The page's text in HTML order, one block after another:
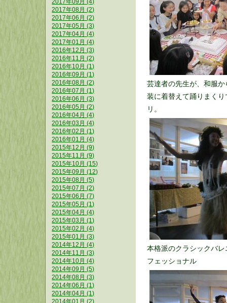
芸達者の先生が、和服
装に着替えて踊りまく
リ。
本格派のクラシックバ
フェッショナル
2017年09月 (4)
2017年08月 (2)
2017年06月 (2)
2017年05月 (3)
2017年04月 (4)
2017年01月 (4)
2016年12月 (3)
2016年11月 (2)
2016年10月 (1)
2016年09月 (1)
2016年08月 (2)
2016年07月 (1)
2016年06月 (3)
2016年05月 (2)
2016年04月 (4)
2016年03月 (4)
2016年02月 (1)
2016年01月 (4)
2015年12月 (9)
2015年11月 (9)
2015年10月 (15)
2015年09月 (12)
2015年08月 (5)
2015年07月 (2)
2015年06月 (7)
2015年05月 (1)
2015年04月 (4)
2015年03月 (1)
2015年02月 (4)
2015年01月 (3)
2014年12月 (4)
2014年11月 (3)
2014年10月 (4)
2014年09月 (5)
2014年08月 (3)
2014年06月 (1)
2014年04月 (1)
2014年01月 (2)